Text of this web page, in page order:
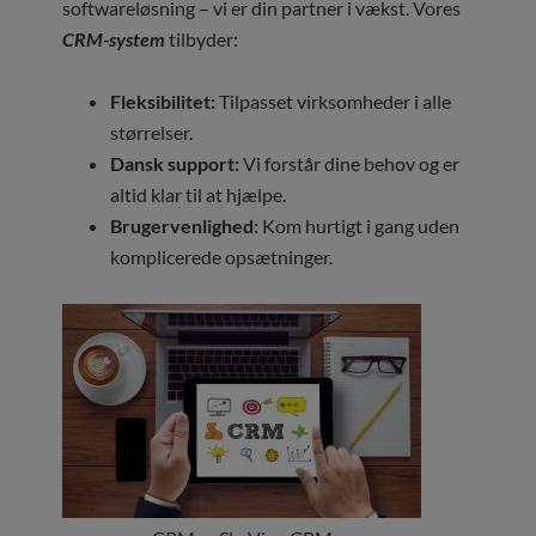
softwareløsning – vi er din partner i vækst. Vores
CRM-system tilbyder:
Fleksibilitet: Tilpasset virksomheder i alle
størrelser.
Dansk support: Vi forstår dine behov og er
altid klar til at hjælpe.
Brugervenlighed: Kom hurtigt i gang uden
komplicerede opsætninger.